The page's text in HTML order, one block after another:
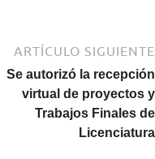
ARTÍCULO SIGUIENTE
Se autorizó la recepción
virtual de proyectos y
Trabajos Finales de
Licenciatura